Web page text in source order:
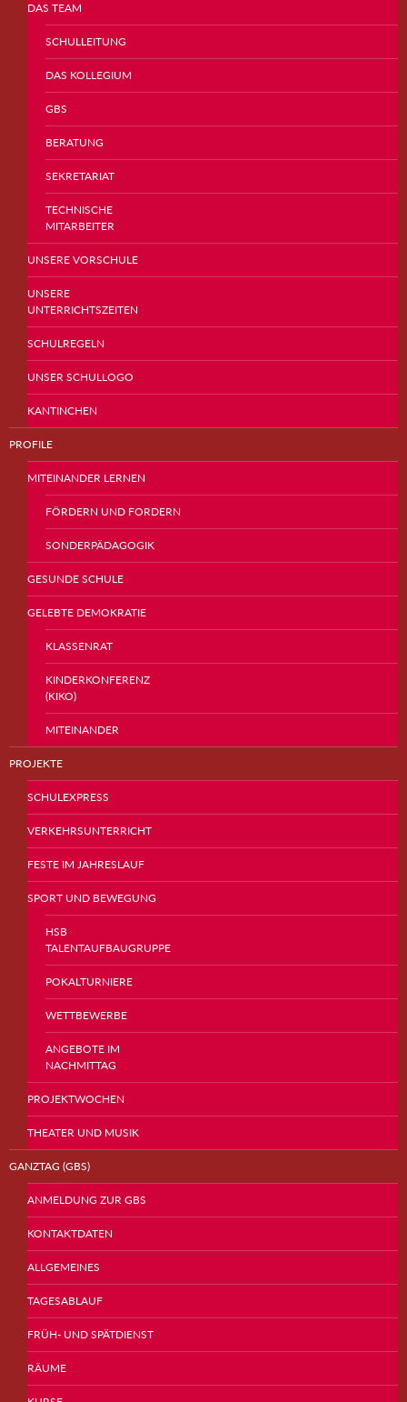
DAS TEAM
SCHULLEITUNG
DAS KOLLEGIUM
GBS
BERATUNG
SEKRETARIAT
TECHNISCHE
MITARBEITER
UNSERE VORSCHULE
UNSERE
UNTERRICHTSZEITEN
SCHULREGELN
UNSER SCHULLOGO
KANTINCHEN
PROFILE
MITEINANDER LERNEN
FÖRDERN UND FORDERN
SONDERPÄDAGOGIK
GESUNDE SCHULE
GELEBTE DEMOKRATIE
KLASSENRAT
KINDERKONFERENZ
(KIKO)
MITEINANDER
PROJEKTE
SCHULEXPRESS
VERKEHRSUNTERRICHT
FESTE IM JAHRESLAUF
SPORT UND BEWEGUNG
HSB
TALENTAUFBAUGRUPPE
POKALTURNIERE
WETTBEWERBE
ANGEBOTE IM
NACHMITTAG
PROJEKTWOCHEN
THEATER UND MUSIK
GANZTAG (GBS)
ANMELDUNG ZUR GBS
KONTAKTDATEN
ALLGEMEINES
TAGESABLAUF
FRÜH- UND SPÄTDIENST
RÄUME